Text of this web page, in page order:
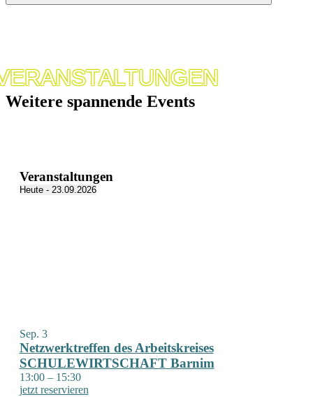
Weitere spannende Events
Veranstaltungen
Heute - 23.09.2026
Sep. 3
Netzwerktreffen des Arbeitskreises
SCHULEWIRTSCHAFT Barnim
13:00 – 15:30
jetzt reservieren